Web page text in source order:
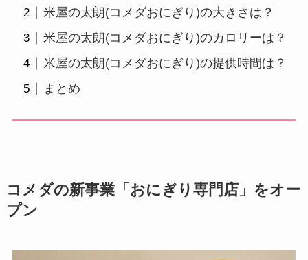
米屋の太朗(コメダおにぎり)の大きさは？
米屋の太朗(コメダおにぎり)のカロリーは？
米屋の太朗(コメダおにぎり)の提供時間は？
まとめ
コメダの新事業「おにぎり専門店」をオー
プン